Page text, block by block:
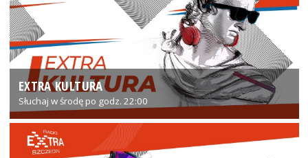
EXTRA KULTURA
Słuchaj w środę po godz. 22:00